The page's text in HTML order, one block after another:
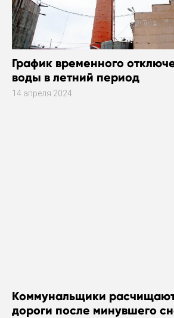
График временного
воды в летний период
14 апреля 2024
Коммунальщики
дороги после минувшего